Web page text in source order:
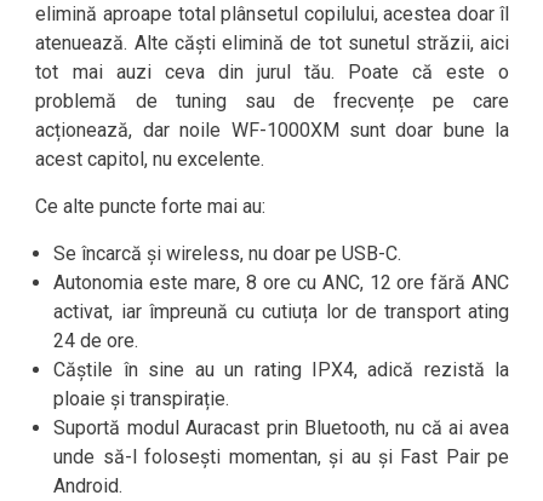
elimină aproape total plânsetul copilului, acestea doar îl
atenuează. Alte căști elimină de tot sunetul străzii, aici
tot mai auzi ceva din jurul tău. Poate că este o
problemă de tuning sau de frecvențe pe care
acționează, dar noile WF-1000XM sunt doar bune la
acest capitol, nu excelente.
Ce alte puncte forte mai au:
Se încarcă și wireless, nu doar pe USB-C.
Autonomia este mare, 8 ore cu ANC, 12 ore fără ANC
activat, iar împreună cu cutiuța lor de transport ating
24 de ore.
Căștile în sine au un rating IPX4, adică rezistă la
ploaie și transpirație.
Suportă modul Auracast prin Bluetooth, nu că ai avea
unde să-l folosești momentan, și au și Fast Pair pe
Android.